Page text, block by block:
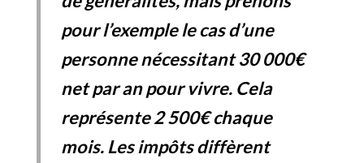
pour l’exemple le cas d’une
personne nécessitant 30 000€
net par an pour vivre. Cela
représente 2 500€ chaque
mois. Les impôts diffèrent